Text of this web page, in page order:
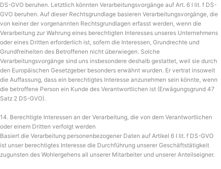
DS-GVO beruhen. Letztlich könnten Verarbeitungsvorgänge auf Art. 6 I lit. f DS-
GVO beruhen. Auf dieser Rechtsgrundlage basieren Verarbeitungsvorgänge, die
von keiner der vorgenannten Rechtsgrundlagen erfasst werden, wenn die
Verarbeitung zur Wahrung eines berechtigten Interesses unseres Unternehmens
oder eines Dritten erforderlich ist, sofern die Interessen, Grundrechte und
Grundfreiheiten des Betroffenen nicht überwiegen. Solche
Verarbeitungsvorgänge sind uns insbesondere deshalb gestattet, weil sie durch
den Europäischen Gesetzgeber besonders erwähnt wurden. Er vertrat insoweit
die Auffassung, dass ein berechtigtes Interesse anzunehmen sein könnte, wenn
die betroffene Person ein Kunde des Verantwortlichen ist (Erwägungsgrund 47
Satz 2 DS-GVO).
14. Berechtigte Interessen an der Verarbeitung, die von dem Verantwortlichen
oder einem Dritten verfolgt werden
Basiert die Verarbeitung personenbezogener Daten auf Artikel 6 I lit. f DS-GVO
ist unser berechtigtes Interesse die Durchführung unserer Geschäftstätigkeit
zugunsten des Wohlergehens all unserer Mitarbeiter und unserer Anteilseigner.